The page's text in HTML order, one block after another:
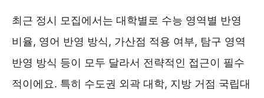
최근 정시 모집에서는 대학별로 수능 영역별 반영
비율, 영어 반영 방식, 가산점 적용 여부, 탐구 영역
반영 방식 등이 모두 달라서 전략적인 접근이 필수
적이에요. 특히 수도권 외곽 대학, 지방 거점 국립대